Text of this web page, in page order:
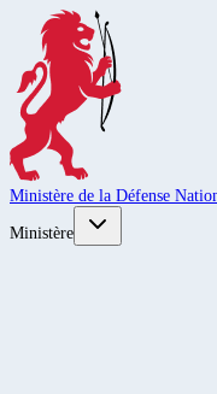
Ministère de la Défense
Ministère